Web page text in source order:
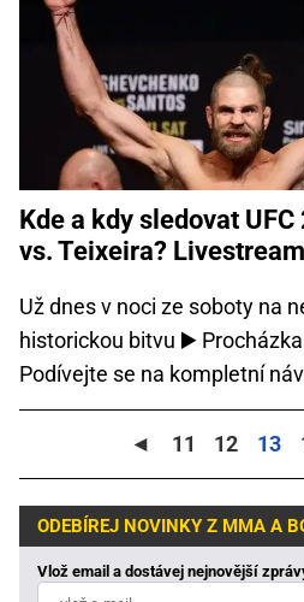
Kde a kdy sledovat
vs. Teixeira?
Už dnes v noci ze soboty na
historickou bitvu ▶️
Podívejte se na kompletní
◄ 11 12 13
ODEBÍREJ NOVINKY Z MMA A
Vlož email a dostávej nejnovější